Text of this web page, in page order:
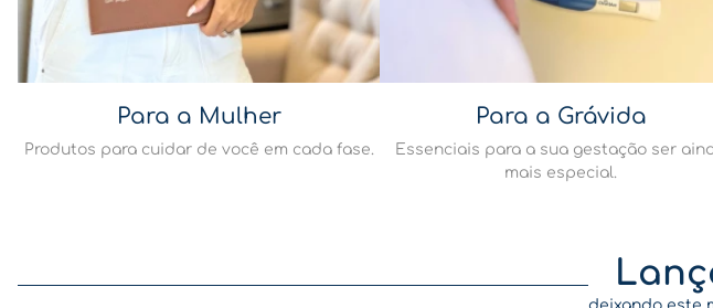
Para a Mulher
Produtos para cuidar de você em cada fase.
Para a Grávida
Essenciais para a sua gestação ser
mais especial.